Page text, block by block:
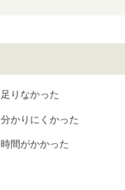
足りなかった
分かりにくかった
時間がかかった